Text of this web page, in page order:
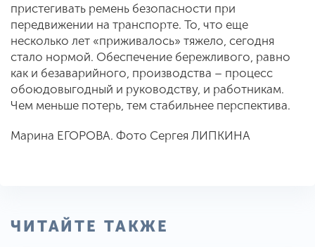
пристегивать ремень безопасности при
передвижении на транспорте. То, что еще
несколько лет «приживалось» тяжело, сегодня
стало нормой. Обеспечение бережливого, равно
как и безаварийного, производства – процесс
обоюдовыгодный и руководству, и работникам.
Чем меньше потерь, тем стабильнее перспектива.
Марина ЕГОРОВА. Фото Сергея ЛИПКИНА
ЧИТАЙТЕ ТАКЖЕ